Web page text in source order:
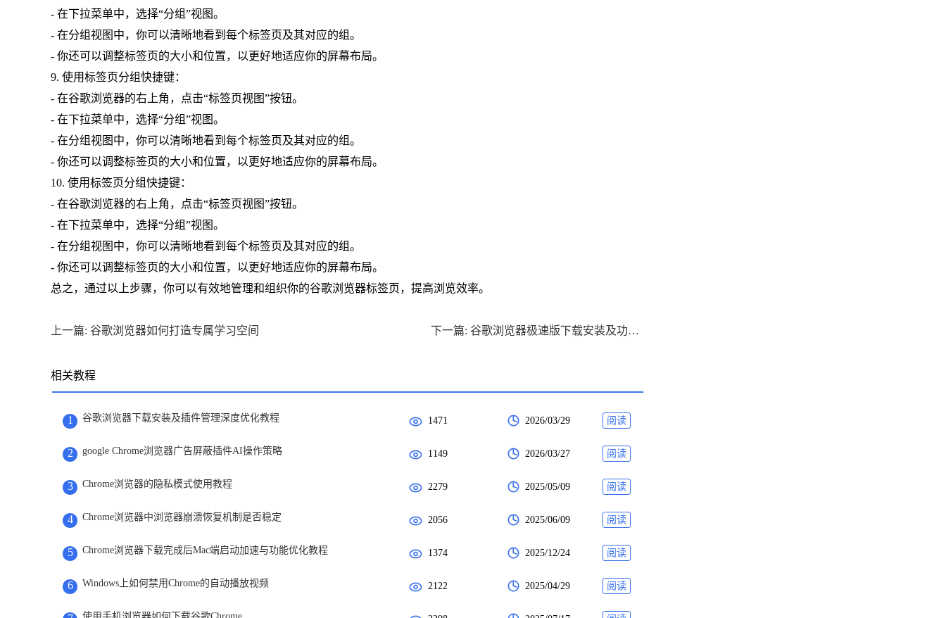
- 在下拉菜单中，选择“分组”视图。
- 在分组视图中，你可以清晰地看到每个标签页及其对应的组。
- 你还可以调整标签页的大小和位置，以更好地适应你的屏幕布局。
9. 使用标签页分组快捷键：
- 在谷歌浏览器的右上角，点击“标签页视图”按钮。
- 在下拉菜单中，选择“分组”视图。
- 在分组视图中，你可以清晰地看到每个标签页及其对应的组。
- 你还可以调整标签页的大小和位置，以更好地适应你的屏幕布局。
10. 使用标签页分组快捷键：
- 在谷歌浏览器的右上角，点击“标签页视图”按钮。
- 在下拉菜单中，选择“分组”视图。
- 在分组视图中，你可以清晰地看到每个标签页及其对应的组。
- 你还可以调整标签页的大小和位置，以更好地适应你的屏幕布局。
总之，通过以上步骤，你可以有效地管理和组织你的谷歌浏览器标签页，提高浏览效率。
上一篇: 谷歌浏览器如何打造专属学习空间 下一篇: 谷歌浏览器极速版下载安装及功能配置教程
相关教程
1 谷歌浏览器下载安装及插件管理深度优化教程 1471 2026/03/29 阅读
2 google Chrome浏览器广告屏蔽插件AI操作策略 1149 2026/03/27 阅读
3 Chrome浏览器的隐私模式使用教程 2279 2025/05/09 阅读
4 Chrome浏览器中浏览器崩溃恢复机制是否稳定 2056 2025/06/09 阅读
5 Chrome浏览器下载完成后Mac端启动加速与功能优化教程 1374 2025/12/24 阅读
6 Windows上如何禁用Chrome的自动播放视频 2122 2025/04/29 阅读